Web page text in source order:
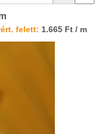
felett: 1.665 Ft / m